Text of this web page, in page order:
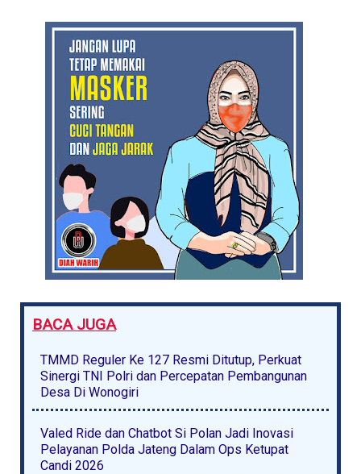
BACA JUGA
TMMD Reguler Ke 127 Resmi Ditutup, Perkuat
Sinergi TNI Polri dan Percepatan Pembangunan
Desa Di Wonogiri
Valed Ride dan Chatbot Si Polan Jadi Inovasi
Pelayanan Polda Jateng Dalam Ops Ketupat
Candi 2026